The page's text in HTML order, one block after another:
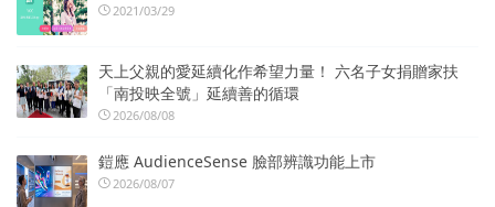
2021/03/29
天上父親的愛延續化作希望力量！ 六名子女捐贈家扶
「南投映全號」延續善的循環
2026/08/08
鎧應 AudienceSense 臉部辨識功能上市
2026/08/07